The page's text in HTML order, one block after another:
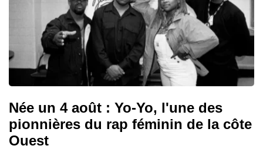
Née un 4 août : Yo-Yo, l'une des
pionnières du rap féminin de la côte
Ouest